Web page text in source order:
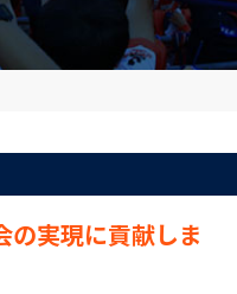
の実現に貢献しま